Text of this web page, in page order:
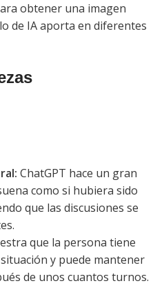
obtener una imagen
de IA aporta en diferentes
ChatGPT hace un gran
como si hubiera sido
que las discusiones se
que la persona tiene
y puede mantener
de unos cuantos turnos.